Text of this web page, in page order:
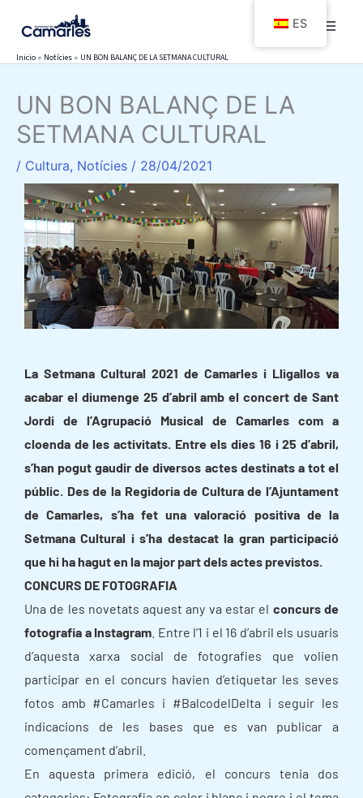
contenido
Inicio Notícies UN BON BALANÇ DE LA SETMANA CULTURAL
UN BON BALANÇ DE LA
SETMANA CULTURAL
/ Cultura, Notícies / 28/04/2021
La Setmana Cultural 2021 de Camarles i Lligallos va
acabar el diumenge 25 d’abril amb el concert de Sant
Jordi de l’Agrupació Musical de Camarles com a
cloenda de les activitats. Entre els dies 16 i 25 d’abril,
s’han pogut gaudir de diversos actes destinats a tot el
públic. Des de la Regidoria de Cultura de l’Ajuntament
de Camarles, s’ha fet una valoració positiva de la
Setmana Cultural i s’ha destacat la gran participació
que hi ha hagut en la major part dels actes previstos.
CONCURS DE FOTOGRAFIA
Una de les novetats aquest any va estar el concurs de
fotografia a Instagram . Entre l’1 i el 16 d’abril els usuaris
d’aquesta xarxa social de fotografies que volien
participar en el concurs havien d’etiquetar les seves
fotos amb #Camarles i #BalcodelDelta i seguir les
indicacions de les bases que es van publicar a
començament d’abril.
En aquesta primera edició, el concurs tenia dos
ES